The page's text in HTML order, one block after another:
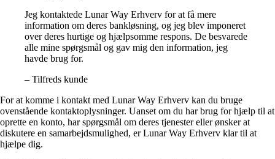
Jeg kontaktede Lunar Way Erhverv for at få mere
information om deres bankløsning, og jeg blev imponeret
over deres hurtige og hjælpsomme respons. De besvarede
alle mine spørgsmål og gav mig den information, jeg
havde brug for.
– Tilfreds kunde
For at komme i kontakt med Lunar Way Erhverv kan du bruge
ovenstående kontaktoplysninger. Uanset om du har brug for hjælp til at
oprette en konto, har spørgsmål om deres tjenester eller ønsker at
diskutere en samarbejdsmulighed, er Lunar Way Erhverv klar til at
hjælpe dig.